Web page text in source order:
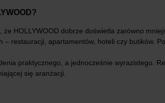
HOLLYWOOD dobrze doświetla zarówno
restauracji, apartamentów, hoteli czy butików.
praktycznego, a jednocześnie wyrazistego.
się aranżacji.